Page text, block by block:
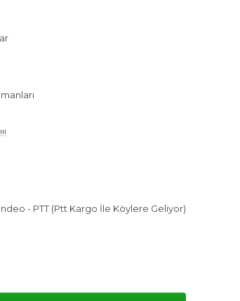
- PTT (Ptt Kargo İle Köylere Geliyor)